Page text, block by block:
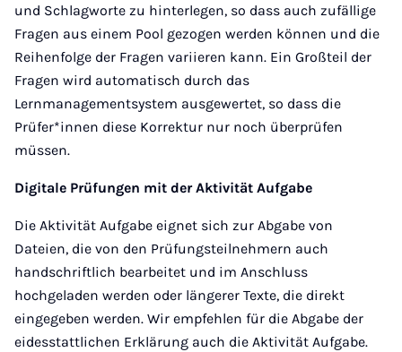
und Schlagworte zu hinterlegen, so dass auch zufällige
Fragen aus einem Pool gezogen werden können und die
Reihenfolge der Fragen variieren kann. Ein Großteil der
Fragen wird automatisch durch das
Lernmanagementsystem ausgewertet, so dass die
Prüfer*innen diese Korrektur nur noch überprüfen
müssen.
Digitale Prüfungen mit der Aktivität Aufgabe
Die Aktivität Aufgabe eignet sich zur Abgabe von
Dateien, die von den Prüfungsteilnehmern auch
handschriftlich bearbeitet und im Anschluss
hochgeladen werden oder längerer Texte, die direkt
eingegeben werden. Wir empfehlen für die Abgabe der
eidesstattlichen Erklärung auch die Aktivität Aufgabe.